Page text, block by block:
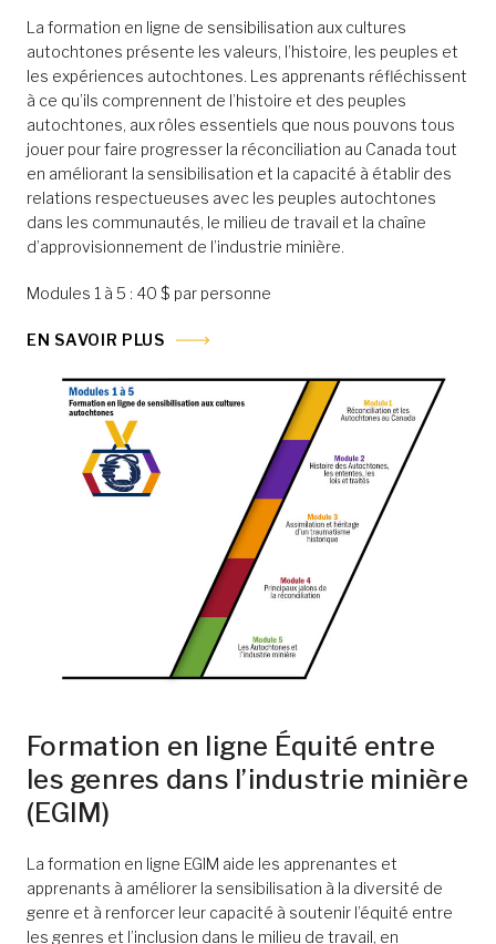
La formation en ligne de sensibilisation aux cultures
autochtones présente les valeurs, l’histoire, les peuples et
les expériences autochtones. Les apprenants réfléchissent
à ce qu’ils comprennent de l’histoire et des peuples
autochtones, aux rôles essentiels que nous pouvons tous
jouer pour faire progresser la réconciliation au Canada tout
en améliorant la sensibilisation et la capacité à établir des
relations respectueuses avec les peuples autochtones
dans les communautés, le milieu de travail et la chaîne
d’approvisionnement de l’industrie minière.
Modules 1 à 5 : 40 $ par personne
EN SAVOIR PLUS
Formation en ligne Équité entre
les genres dans l’industrie minière
(EGIM)
La formation en ligne EGIM aide les apprenantes et
apprenants à améliorer la sensibilisation à la diversité de
genre et à renforcer leur capacité à soutenir l’équité entre
les genres et l’inclusion dans le milieu de travail, en